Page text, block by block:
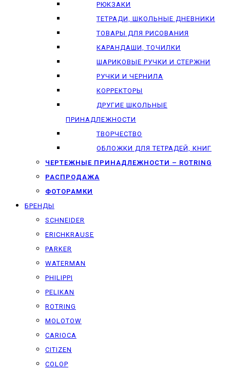
РЮКЗАКИ
ТЕТРАДИ, ШКОЛЬНЫЕ ДНЕВНИКИ
ТОВАРЫ ДЛЯ РИСОВАНИЯ
КАРАНДАШИ, ТОЧИЛКИ
ШАРИКОВЫЕ РУЧКИ И СТЕРЖНИ
РУЧКИ И ЧЕРНИЛА
КОРРЕКТОРЫ
ДРУГИЕ ШКОЛЬНЫЕ
ПРИНАДЛЕЖНОСТИ
ТВОРЧЕСТВО
ОБЛОЖКИ ДЛЯ ТЕТРАДЕЙ, КНИГ
ЧЕРТЕЖНЫЕ ПРИНАДЛЕЖНОСТИ – ROTRING
РАСПРОДАЖА
ФОТОРАМКИ
БРЕНДЫ
SCHNEIDER
ERICHKRAUSE
PARKER
WATERMAN
PHILIPPI
PELIKAN
ROTRING
MOLOTOW
CARIOCA
CITIZEN
COLOP